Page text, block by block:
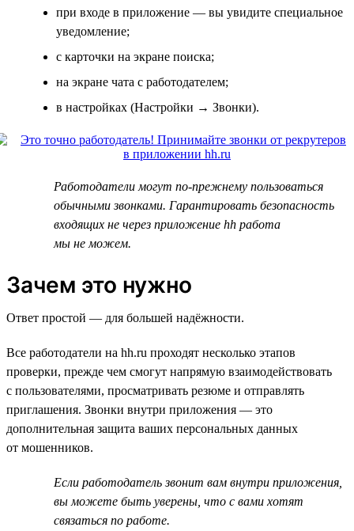
при входе в приложение — вы увидите специальное
уведомление;
с карточки на экране поиска;
на экране чата с работодателем;
в настройках (Настройки → Звонки).
Работодатели могут по-прежнему пользоваться
обычными звонками. Гарантировать безопасность
входящих не через приложение hh работа
мы не можем.
Зачем это нужно
Ответ простой — для большей надёжности.
Все работодатели на hh.ru проходят несколько этапов
проверки, прежде чем смогут напрямую взаимодействовать
с пользователями, просматривать резюме и отправлять
приглашения. Звонки внутри приложения — это
дополнительная защита ваших персональных данных
от мошенников.
Если работодатель звонит вам внутри приложения,
вы можете быть уверены, что с вами хотят
связаться по работе.